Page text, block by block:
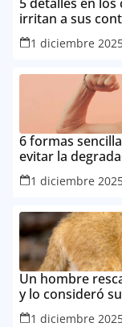
irritan a sus
1 diciembre
6 formas
evitar la
1 diciembre
Un hombre
y lo consideró
1 diciembre